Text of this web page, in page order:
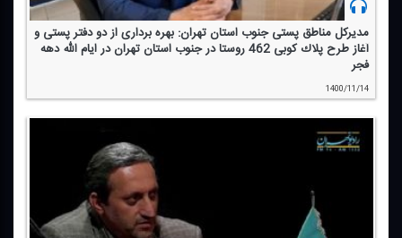
مدیركل مناطق پستی جنوب استان تهران: بهره برداری از دو دفتر پستی و
آغاز طرح پلاك كوبی 462 روستا در جنوب استان تهران در ایام الله دهه
فجر
1400/11/14